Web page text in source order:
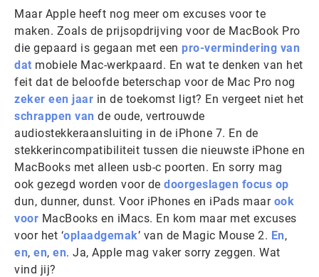
Maar Apple heeft nog meer om excuses voor te
maken. Zoals de prijsopdrijving voor de MacBook Pro
die gepaard is gegaan met een pro-vermindering van
dat mobiele Mac-werkpaard. En wat te denken van het
feit dat de beloofde beterschap voor de Mac Pro nog
zeker een jaar in de toekomst ligt? En vergeet niet het
schrappen van de oude, vertrouwde
audiostekkeraansluiting in de iPhone 7. En de
stekkerincompatibiliteit tussen die nieuwste iPhone en
MacBooks met alleen usb-c poorten. En sorry mag
ook gezegd worden voor de doorgeslagen focus op
dun, dunner, dunst. Voor iPhones en iPads maar ook
voor MacBooks en iMacs. En kom maar met excuses
voor het ‘oplaadgemak’ van de Magic Mouse 2. En,
en, en, en. Ja, Apple mag vaker sorry zeggen. Wat
vind jij?